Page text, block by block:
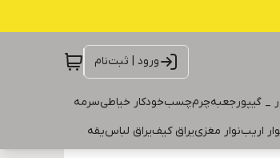
ورود | ثبت‌نام
_ گیپورجعبهچرمچسبخودکار خیاطیسرمه
اریبنوار مغزییراق کیفیراق لباسیقه